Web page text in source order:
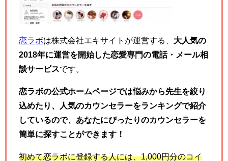
恋ラボは株式会社エキサイトが運営する、 大人気の
2018年に運営を開始した恋愛専門の電話・メール相
談サービスです。
恋ラボの公式ホームページでは悩みから先生を絞り
込めたり、人気のカウンセラーをランキングで紹介
しているので、あなたにぴったりのカウンセラーを
簡単に探すことができます！
初めて恋ラボに登録する人には、1,000円分のコイ